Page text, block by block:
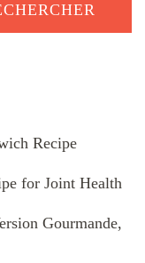
Recipe
for Joint Health
Gourmande,